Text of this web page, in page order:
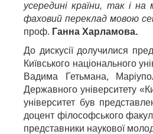
усередині країни, так і
фаховий переклад мовою
проф. Ганна Харламова.
До дискусії долучилися
Київського національного
Вадима Гетьмана,
Державного університету
університет був
доцент філософського
представники наукової